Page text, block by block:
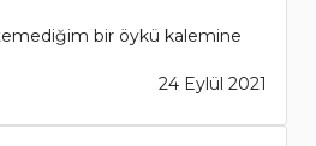
bir öykü kalemine
24 Eylül 2021